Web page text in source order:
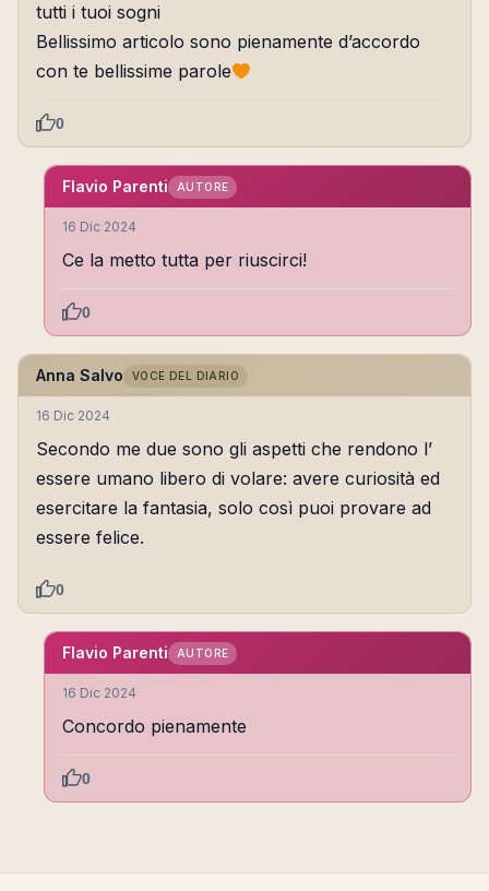
tutti i tuoi sogni
Bellissimo articolo sono pienamente d’accordo
con te bellissime parole
0
Flavio Parenti AUTORE
16 Dic 2024
Ce la metto tutta per riuscirci!
0
Anna Salvo VOCE DEL DIARIO
16 Dic 2024
Secondo me due sono gli aspetti che rendono l’
essere umano libero di volare: avere curiosità ed
esercitare la fantasia, solo così puoi provare ad
essere felice.
0
Flavio Parenti AUTORE
16 Dic 2024
Concordo pienamente
0